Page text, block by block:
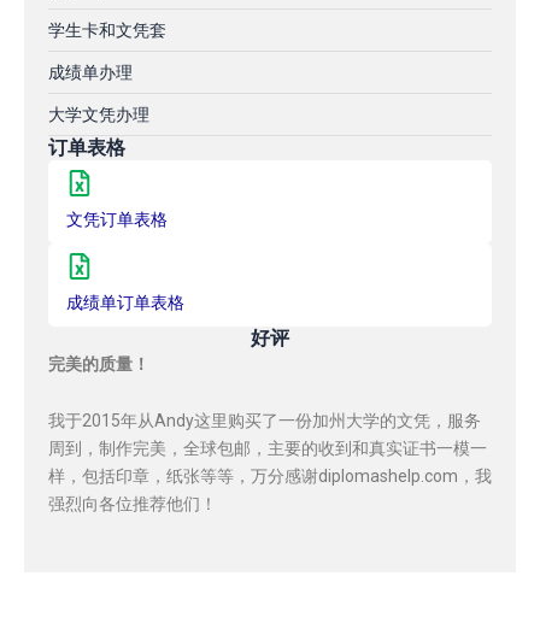
学生卡和文凭套
成绩单办理
大学文凭办理
订单表格
文凭订单表格
成绩单订单表格
好评
完美的质量！
我于2015年从Andy这里购买了一份加州大学的文凭，服务
周到，制作完美，全球包邮，主要的收到和真实证书一模一
样，包括印章，纸张等等，万分感谢diplomashelp.com，我
强烈向各位推荐他们！